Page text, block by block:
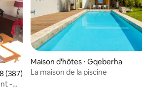
: 4,94 sur 5
moyenne sur la base de 387
(387)
-
Maison d'hôtes ⋅ Gqeberha
La maison de la piscine